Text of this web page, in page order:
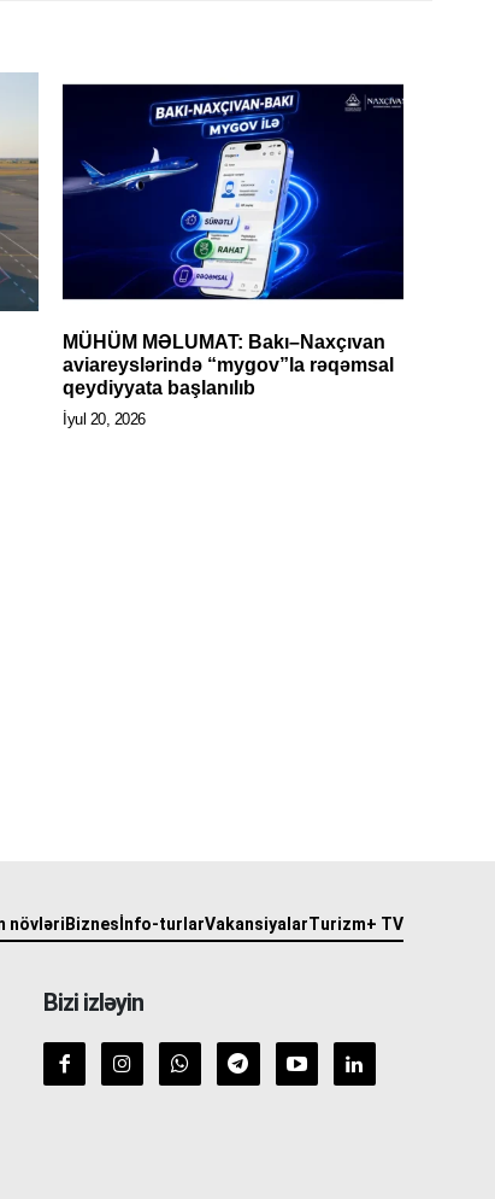
MÜHÜM MƏLUMAT: Bakı–Naxçıvan
aviareyslərində “mygov”la rəqəmsal
qeydiyyata başlanılıb
İyul 20, 2026
növləri Biznes İnfo-turlarVakansiyalarTurizm+ TV
Bizi izləyin